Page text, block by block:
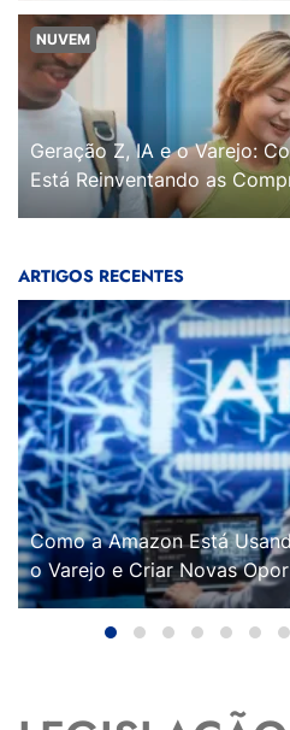
NUVEM
Geração Z, IA e o Varejo:
Está Reinventando as
ARTIGOS RECENTES
Como a Amazon Está
o Varejo e Criar Novas